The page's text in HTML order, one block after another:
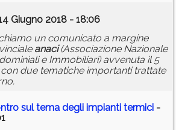
Giugno 2018 - 18:06
un comunicato a margine
anaci(Associazione Nazionale
e Immobiliari) avvenuta il 5
due tematiche importanti trattate
sul tema degli impianti termici -